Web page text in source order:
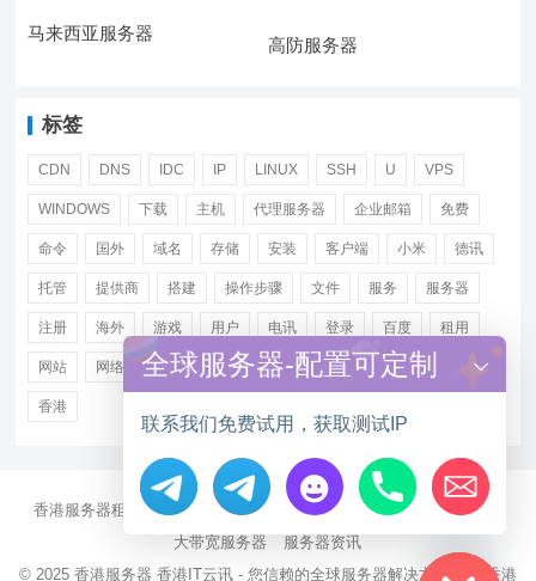
马来西亚服务器
高防服务器
标签
CDN DNS IDC IP LINUX SSH U VPS
WINDOWS 下载 主机 代理服务器 企业邮箱 免费
命令 国外 域名 存储 安装 客户端 小米 德讯
托管 提供商 搭建 操作步骤 文件 服务 服务器
注册 海外 游戏 用户 电讯 登录 百度 租用
网站 网络 腾讯 虚拟主机 证书 配置 阿里
香港
香港服务器租用 海外CN2服务器 站群多IP服务器
海外云服务器
大带宽服务器
服务器资讯
© 2025 香港服务器 香港IT云讯 - 您信赖的全球服务器解决方案伙伴 香港
Hide chaty
全球服务器-配置可定制
联系我们免费试用，获取测试IP